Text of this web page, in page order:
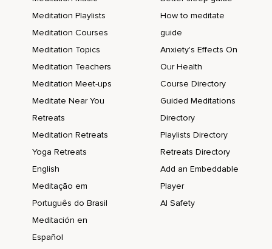
Sie haben es so verdient,
Sich auszuruhen,
Deine Hände dürfen loslassen und schwer werden.
Deine Finger und Hände,
Mit denen du sonst so wunderbare Dinge erschaffst,
Ausruhen.
Sie haben es so sehr verdient.
Jeder einzelne Finger darf sich in den Schlaf hinein
entspannen.
Deine Hände haben nichts mehr zu tun.
Meditation Playlists
Meditation Courses
Meditation Topics
Meditation Teachers
Meditation Meet-ups
Meditate Near You
Retreats
Meditation Retreats
Yoga Retreats
English
Meditação em
Português do Brasil
Meditación en
Español
How to meditate
guide
Anxiety's Effects On
Our Health
Course Directory
Guided Meditations
Directory
Playlists Directory
Retreats Directory
Add an Embeddable
Player
AI Safety